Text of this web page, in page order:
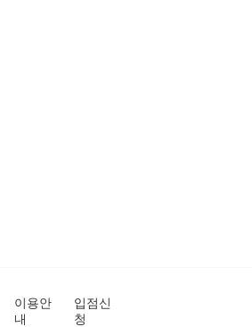
이용안
내
입점신
청